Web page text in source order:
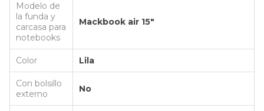
Modelo de
la funda y
carcasa para
notebooks
Mackbook air 15"
Color Lila
Con bolsillo
externo
No